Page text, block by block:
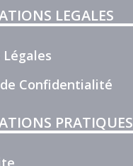
LEGALES
Confidentialité
PRATIQUES